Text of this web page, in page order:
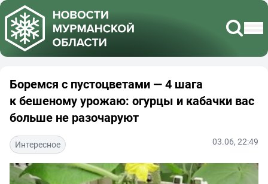
Боремся с пустоцветами — 4 шага
к бешеному урожаю: огурцы и кабачки вас
больше не разочаруют
Интересное 03.06, 22:49